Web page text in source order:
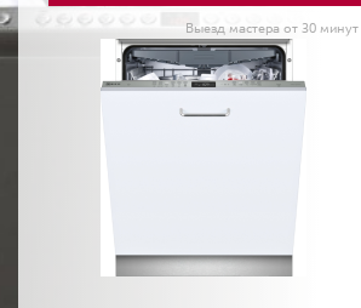
Выезд мастера от 30 минут